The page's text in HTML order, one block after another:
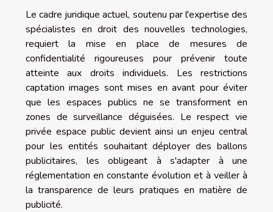
Le cadre juridique actuel, soutenu par l'expertise des
spécialistes en droit des nouvelles technologies,
requiert la mise en place de mesures de
confidentialité rigoureuses pour prévenir toute
atteinte aux droits individuels. Les restrictions
captation images sont mises en avant pour éviter
que les espaces publics ne se transforment en
zones de surveillance déguisées. Le respect vie
privée espace public devient ainsi un enjeu central
pour les entités souhaitant déployer des ballons
publicitaires, les obligeant à s'adapter à une
réglementation en constante évolution et à veiller à
la transparence de leurs pratiques en matière de
publicité.